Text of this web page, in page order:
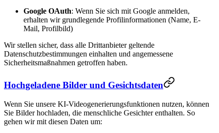
Google OAuth: Wenn Sie sich mit Google anmelden,
erhalten wir grundlegende Profilinformationen (Name, E-
Mail, Profilbild)
Wir stellen sicher, dass alle Drittanbieter geltende
Datenschutzbestimmungen einhalten und angemessene
Sicherheitsmaßnahmen getroffen haben.
Hochgeladene Bilder und Gesichtsdaten
Wenn Sie unsere KI-Videogenerierungsfunktionen nutzen, können
Sie Bilder hochladen, die menschliche Gesichter enthalten. So
gehen wir mit diesen Daten um: